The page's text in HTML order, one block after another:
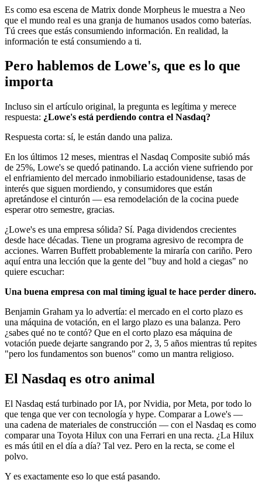
Es como esa escena de Matrix donde Morpheus le muestra a Neo
que el mundo real es una granja de humanos usados como baterías.
Tú crees que estás consumiendo información. En realidad, la
información te está consumiendo a ti.
Pero hablemos de Lowe's, que es lo que
importa
Incluso sin el artículo original, la pregunta es legítima y merece
respuesta: ¿Lowe's está perdiendo contra el Nasdaq?
Respuesta corta: sí, le están dando una paliza.
En los últimos 12 meses, mientras el Nasdaq Composite subió más
de 25%, Lowe's se quedó patinando. La acción viene sufriendo por
el enfriamiento del mercado inmobiliario estadounidense, tasas de
interés que siguen mordiendo, y consumidores que están
apretándose el cinturón — esa remodelación de la cocina puede
esperar otro semestre, gracias.
¿Lowe's es una empresa sólida? Sí. Paga dividendos crecientes
desde hace décadas. Tiene un programa agresivo de recompra de
acciones. Warren Buffett probablemente la miraría con cariño. Pero
aquí entra una lección que la gente del "buy and hold a ciegas" no
quiere escuchar:
Una buena empresa con mal timing igual te hace perder dinero.
Benjamin Graham ya lo advertía: el mercado en el corto plazo es
una máquina de votación, en el largo plazo es una balanza. Pero
¿sabes qué no te contó? Que en el corto plazo esa máquina de
votación puede dejarte sangrando por 2, 3, 5 años mientras tú repites
"pero los fundamentos son buenos" como un mantra religioso.
El Nasdaq es otro animal
El Nasdaq está turbinado por IA, por Nvidia, por Meta, por todo lo
que tenga que ver con tecnología y hype. Comparar a Lowe's —
una cadena de materiales de construcción — con el Nasdaq es como
comparar una Toyota Hilux con una Ferrari en una recta. ¿La Hilux
es más útil en el día a día? Tal vez. Pero en la recta, se come el
polvo.
Y es exactamente eso lo que está pasando.